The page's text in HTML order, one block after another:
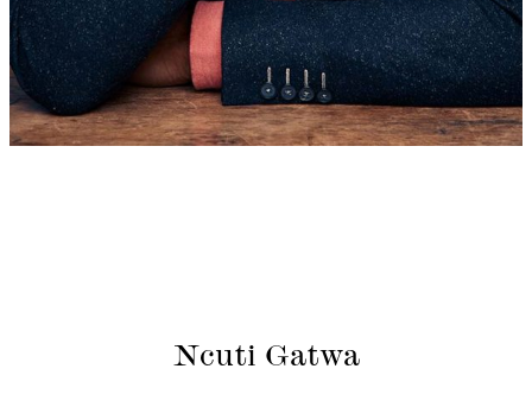
Ncuti Gatwa